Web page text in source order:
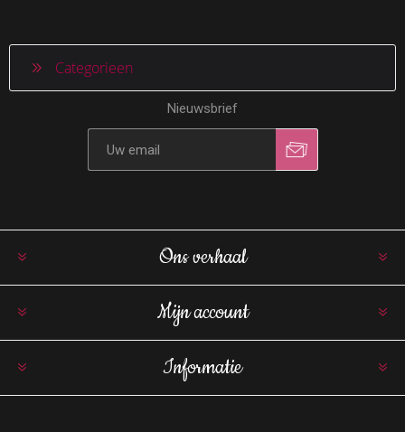
Categorieen
Nieuwsbrief
Ons verhaal
Mijn account
Informatie